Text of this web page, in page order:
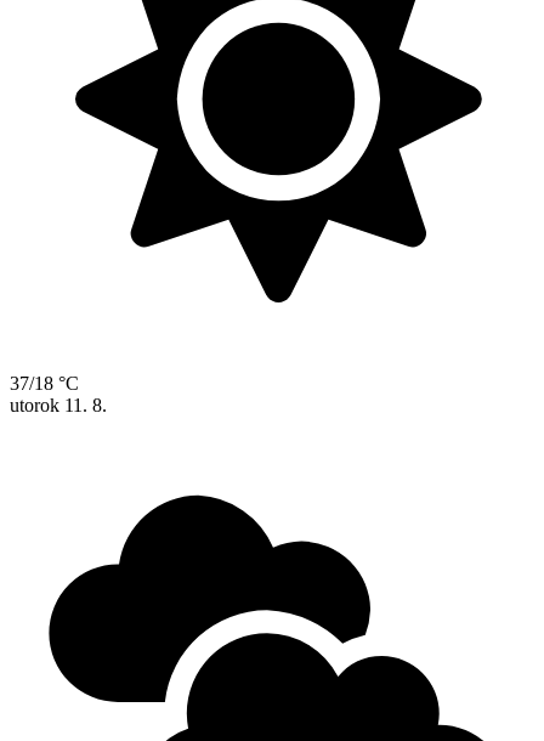
37/18 °C
utorok 11. 8.